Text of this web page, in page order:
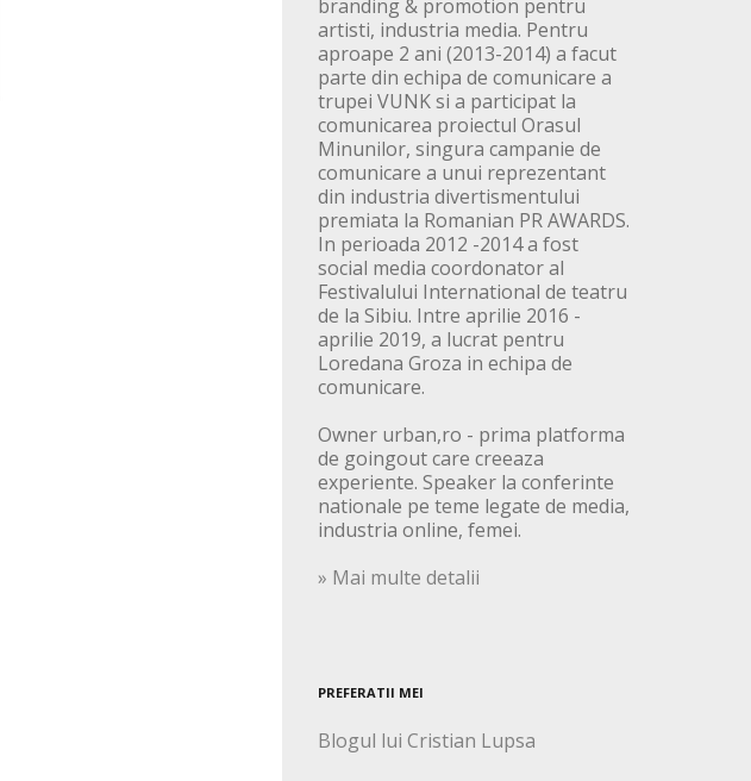
branding & promotion pentru
artisti, industria media. Pentru
aproape 2 ani (2013-2014) a facut
parte din echipa de comunicare a
trupei VUNK si a participat la
comunicarea proiectul Orasul
Minunilor, singura campanie de
comunicare a unui reprezentant
din industria divertismentului
premiata la Romanian PR AWARDS.
In perioada 2012 -2014 a fost
social media coordonator al
Festivalului International de teatru
de la Sibiu. Intre aprilie 2016 -
aprilie 2019, a lucrat pentru
Loredana Groza in echipa de
comunicare.
Owner urban,ro - prima platforma
de goingout care creeaza
experiente. Speaker la conferinte
nationale pe teme legate de media,
industria online, femei.
» Mai multe detalii
PREFERATII MEI
Blogul lui Cristian Lupsa